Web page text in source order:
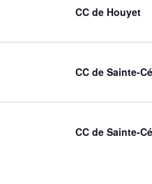
CC de Houyet
CC de Sainte-
CC de Sainte-